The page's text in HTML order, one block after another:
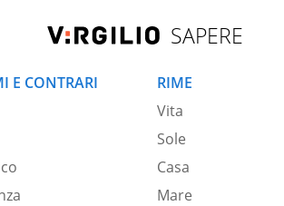
SAPERE
E CONTRARI
RIME
Vita
Sole
Casa
Mare